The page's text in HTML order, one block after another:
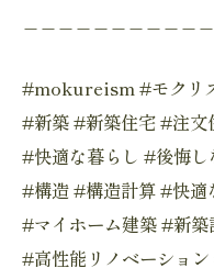
#mokureism #モクリ
#新築 #新築住宅 #注
#快適な暮らし #後悔
#構造 #構造計算 #快
#マイホーム建築 #新
#高性能リノベーショ